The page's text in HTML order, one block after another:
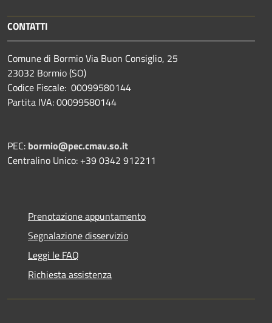
CONTATTI
Comune di Bormio Via Buon Consiglio, 25
23032 Bormio (SO)
Codice Fiscale: 00099580144
Partita IVA: 00099580144
PEC: bormio@pec.cmav.so.it
Centralino Unico: +39 0342 912211
Prenotazione appuntamento
Segnalazione disservizio
Leggi le FAQ
Richiesta assistenza